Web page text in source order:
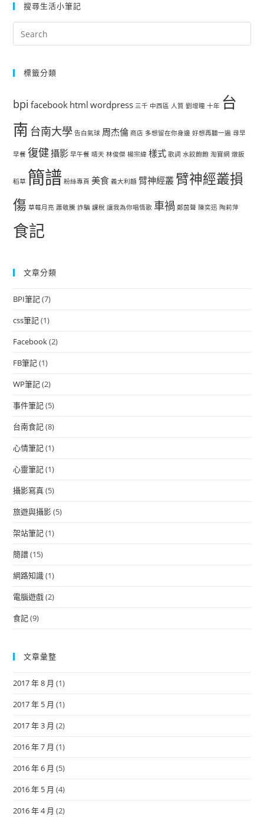
搜尋生活小筆記
標籤分類
bpi facebook html wordpress 三千 中西區 人質 劉增瞳 十年 台
南 台南大學 告白氣球 周杰倫 商店 多想留在你身邊 好想再聽一遍 尋早
早餐 復健攝影 早午餐 晴天 林俊傑 楊宗緯 樣式 歌詞 水餃飽飽 淘寶網 燉飯
稻草 簡譜 粉絲專頁 美食 義大利麵 臂神經叢 臂神經叢損
傷 草莓月亮 蕭敬騰 詐騙 課稅 讓我為你唱情歌 車禍 鄭茵聲 陳奕迅 陶莉萍
食記
文章分類
BPI筆記(7)
css筆記(1)
Facebook(2)
FB筆記(1)
WP筆記(2)
事件筆記(5)
台南食記(8)
心情筆記(1)
心靈筆記(1)
攝影寫真(5)
旅遊與攝影(5)
架站筆記(1)
簡譜(15)
網路知識(1)
電腦遊戲(2)
食記(9)
文章彙整
2017 年 8 月 (1)
2017 年 5 月 (1)
2017 年 3 月 (2)
2016 年 7 月 (1)
2016 年 6 月 (5)
2016 年 5 月 (4)
2016 年 4 月 (2)